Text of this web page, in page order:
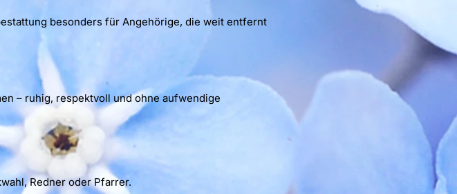
Redner oder Pfarrer.
besonders für Angehörige, die weit entfernt
– ruhig, respektvoll und ohne aufwendige